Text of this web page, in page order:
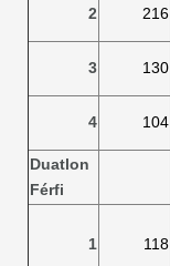
2 216
3 130
4 104
Duatlon
Férfi
1 118